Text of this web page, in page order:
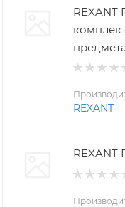
REXANT
REXANT
REXANT